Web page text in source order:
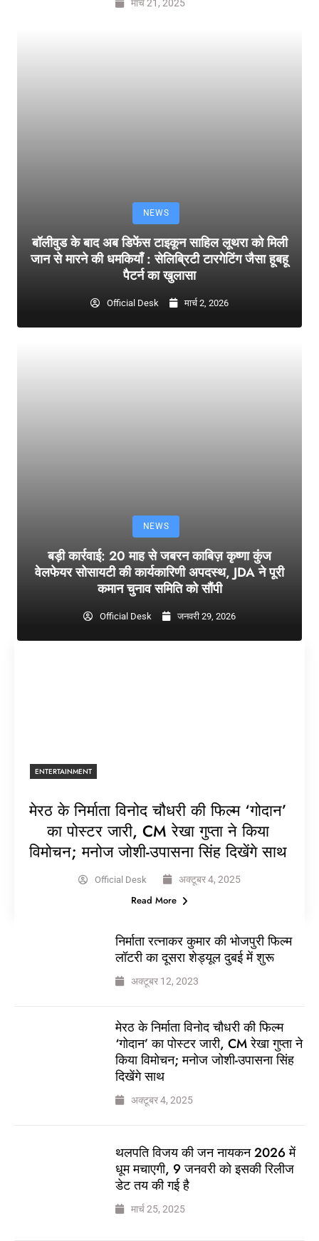
मार्च 21, 2025
NEWS
बॉलीवुड के बाद अब डिफेंस टाइकून साहिल लूथरा को मिली
जान से मारने की धमकियाँ : सेलिब्रिटी टारगेटिंग जैसा हूबहू
पैटर्न का खुलासा
Official Desk मार्च 2, 2026
NEWS
बड़ी कार्रवाई: 20 माह से जबरन काबिज़ कृष्णा कुंज
वेलफेयर सोसायटी की कार्यकारिणी अपदस्थ, JDA ने पूरी
कमान चुनाव समिति को सौंपी
Official Desk जनवरी 29, 2026
ENTERTAINMENT
मेरठ के निर्माता विनोद चौधरी की फिल्म ‘गोदान’
का पोस्टर जारी, CM रेखा गुप्ता ने किया
विमोचन; मनोज जोशी-उपासना सिंह दिखेंगे साथ
Official Desk अक्टूबर 4, 2025
Read More
निर्माता रत्नाकर कुमार की भोजपुरी फिल्म
लॉटरी का दूसरा शेड्यूल दुबई में शुरू
अक्टूबर 12, 2023
मेरठ के निर्माता विनोद चौधरी की फिल्म
‘गोदान’ का पोस्टर जारी, CM रेखा गुप्ता ने
किया विमोचन; मनोज जोशी-उपासना सिंह
दिखेंगे साथ
अक्टूबर 4, 2025
थलपति विजय की जन नायकन 2026 में
धूम मचाएगी, 9 जनवरी को इसकी रिलीज
डेट तय की गई है
मार्च 25, 2025